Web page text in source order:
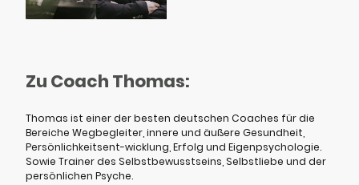
Zu Coach Thomas:
Thomas ist einer der besten deutschen Coaches für die
Bereiche Wegbegleiter, innere und äußere Gesundheit,
Persönlichkeitsent-wicklung, Erfolg und Eigenpsychologie.
Sowie Trainer des Selbstbewusstseins, Selbstliebe und der
persönlichen Psyche.